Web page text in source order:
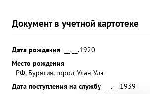
Документ в учетной картотеке
Дата рождения
__.__.1920
Место рождения
РФ, Бурятия, город Улан-Удэ
Дата поступления на службу
__.__.1939